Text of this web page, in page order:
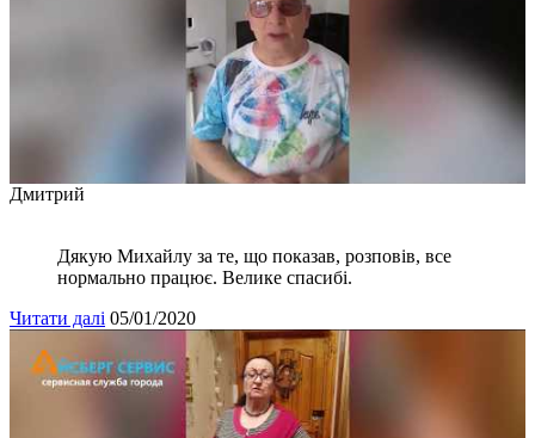
Дмитрий
Дякую Михайлу за те, що показав, розповів, все
нормально працює. Велике спасибі.
Читати далі 05/01/2020